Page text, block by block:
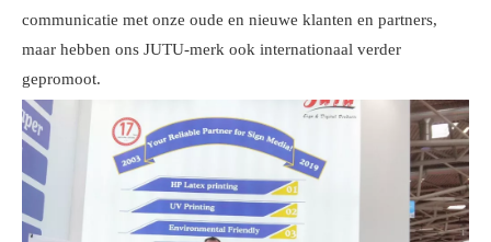
communicatie met onze oude en nieuwe klanten en partners,
maar hebben ons JUTU-merk ook internationaal verder
gepromoot.